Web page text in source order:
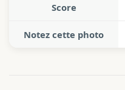
Score
Notez cette photo